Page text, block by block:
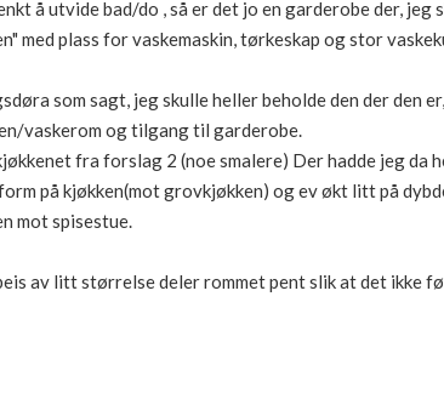
å utvide bad/do , så er det jo en garderobe der,
med plass for vaskemaskin, tørkeskap og stor
som sagt, jeg skulle heller beholde den der den
vaskerom og tilgang til garderobe.
fra forslag 2 (noe smalere) Der hadde jeg da
på kjøkken(mot grovkjøkken) og ev økt litt på
mot spisestue.
av litt størrelse deler rommet pent slik at det ikke